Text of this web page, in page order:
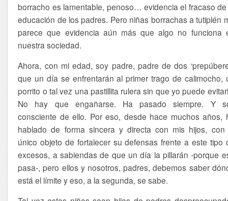
borracho es lamentable, penoso… evidencia el fracaso
educación de los padres. Pero niñas borrachas a tutiplén
parece que evidencia aún más que algo no funciona
nuestra sociedad.
Ahora, con mi edad, soy padre, padre de dos
que un día se enfrentarán al primer trago de calimocho,
porrito o tal vez una pastillita rulera sin que yo puede
No hay que engañarse. Ha pasado siempre. Y
consciente de ello. Por eso, desde hace muchos años,
hablado de forma sincera y directa con mis hijos, con
único objeto de fortalecer su defensas frente a este tipo
excesos, a sabiendas de que un día la pillarán -porque
pasa-, pero ellos y nosotros, padres, debemos saber
está el límite y eso, a la segunda, se sabe.